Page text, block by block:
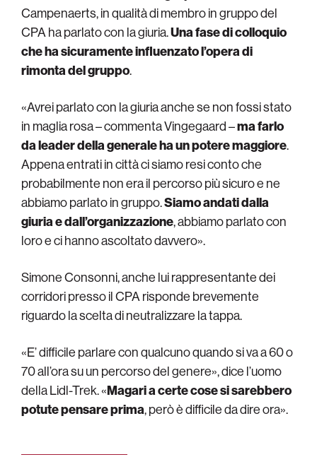
Campenaerts, in qualità di membro in gruppo del
CPA ha parlato con la giuria.Una fase di colloquio
che ha sicuramente influenzato l’opera di
rimonta del gruppo.
«Avrei parlato con la giuria anche se non fossi stato
in maglia rosa – commenta Vingegaard –ma farlo
da leader della generale ha un potere maggiore.
Appena entrati in città ci siamo resi conto che
probabilmente non era il percorso più sicuro e ne
abbiamo parlato in gruppo.Siamo andati dalla
giuria e dall’organizzazione, abbiamo parlato con
loro e ci hanno ascoltato davvero».
Simone Consonni, anche lui rappresentante dei
corridori presso il CPA risponde brevemente
riguardo la scelta di neutralizzare la tappa.
«E’ difficile parlare con qualcuno quando si va a 60 o
70 all’ora su un percorso del genere», dice l’uomo
della Lidl-Trek. «Magari a certe cose si sarebbero
potute pensare prima, però è difficile da dire ora».